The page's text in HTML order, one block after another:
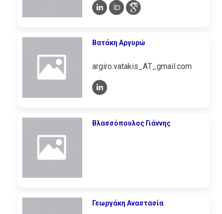
Βατάκη Αργυρώ
argiro.vatakis_ΑΤ_gmail.com
Βλασσόπουλος Γιάννης
Γεωργάκη Αναστασία